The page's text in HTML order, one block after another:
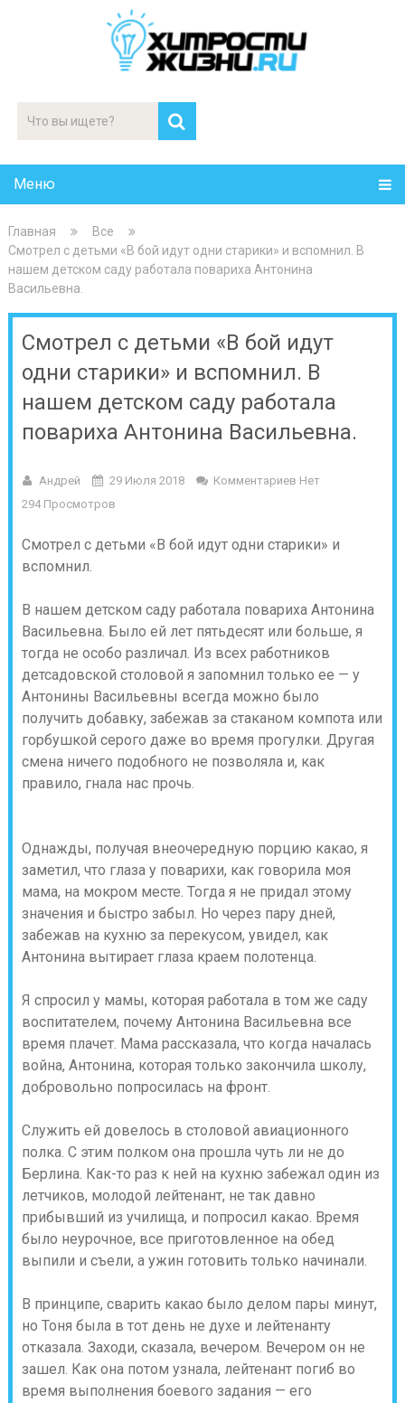
Меню
Главная
Все
Смотрел с детьми «В бой идут одни старики» и вспомнил. В
нашем детском саду работала повариха Антонина
Васильевна.
Смотрел с детьми «В бой идут
одни старики» и вспомнил. В
нашем детском саду работала
повариха Антонина Васильевна.
Андрей 29 Июля 2018
Комментариев Нет
294 Просмотров
Смотрел с детьми «В бой идут одни старики» и
вспомнил.
В нашем детском саду работала повариха Антонина
Васильевна. Было ей лет пятьдесят или больше, я
тогда не особо различал. Из всех работников
детсадовской столовой я запомнил только ее — у
Антонины Васильевны всегда можно было
получить добавку, забежав за стаканом компота или
горбушкой серого даже во время прогулки. Другая
смена ничего подобного не позволяла и, как
правило, гнала нас прочь.
Однажды, получая внеочередную порцию какао, я
заметил, что глаза у поварихи, как говорила моя
мама, на мокром месте. Тогда я не придал этому
значения и быстро забыл. Но через пару дней,
забежав на кухню за перекусом, увидел, как
Антонина вытирает глаза краем полотенца.
Я спросил у мамы, которая работала в том же саду
воспитателем, почему Антонина Васильевна все
время плачет. Мама рассказала, что когда началась
война, Антонина, которая только закончила школу,
добровольно попросилась на фронт.
Служить ей довелось в столовой авиационного
полка. С этим полком она прошла чуть ли не до
Берлина. Как-то раз к ней на кухню забежал один из
летчиков, молодой лейтенант, не так давно
прибывший из училища, и попросил какао. Время
было неурочное, все приготовленное на обед
выпили и съели, а ужин готовить только начинали.
В принципе, сварить какао было делом пары минут,
но Тоня была в тот день не духе и лейтенанту
отказала. Заходи, сказала, вечером. Вечером он не
зашел. Как она потом узнала, лейтенант погиб во
время выполнения боевого задания — его